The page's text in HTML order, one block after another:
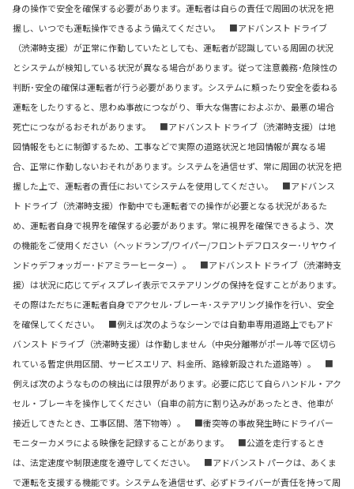
身の操作で安全を確保する必要があります。運転者は自らの責任で周囲の状況を把
握し、いつでも運転操作できるよう備えてください。 ■アドバンスト ドライブ
（渋滞時支援）が正常に作動していたとしても、運転者が認識している周囲の状況
とシステムが検知している状況が異なる場合があります。従って注意義務･危険性の
判断･安全の確保は運転者が行う必要があります。システムに頼ったり安全を委ねる
運転をしたりすると、思わぬ事故につながり、重大な傷害におよぶか、最悪の場合
死亡につながるおそれがあります。 ■アドバンスト ドライブ（渋滞時支援）は地
図情報をもとに制御するため、工事などで実際の道路状況と地図情報が異なる場
合、正常に作動しないおそれがあります。システムを過信せず、常に周囲の状況を把
握した上で、運転者の責任においてシステムを使用してください。 ■アドバンス
ト ドライブ（渋滞時支援）作動中でも運転者での操作が必要となる状況があるた
め、運転者自身で視界を確保する必要があります。常に視界を確保できるよう、次
の機能をご使用ください（ヘッドランプ/ワイパー/フロントデフロスター･リヤウイ
ンドゥデフォッガー･ドアミラーヒーター）。 ■アドバンスト ドライブ（渋滞時支
援）は状況に応じてディスプレイ表示でステアリングの保持を促すことがあります。
その際はただちに運転者自身でアクセル･ブレーキ･ステアリング操作を行い、安全
を確保してください。 ■例えば次のようなシーンでは自動車専用道路上でもアド
バンスト ドライブ（渋滞時支援）は作動しません（中央分離帯がポール等で区切ら
れている暫定供用区間、サービスエリア、料金所、路線新設された道路等）。 ■
例えば次のようなものの検出には限界があります。必要に応じて自らハンドル・アク
セル・ブレーキを操作してください（自車の前方に割り込みがあったとき、他車が
接近してきたとき、工事区間、落下物等）。 ■衝突等の事故発生時にドライバー
モニターカメラによる映像を記録することがあります。 ■公道を走行するとき
は、法定速度や制限速度を遵守してください。 ■アドバンスト パークは、あくま
で運転を支援する機能です。システムを過信せず、必ずドライバーが責任を持って周